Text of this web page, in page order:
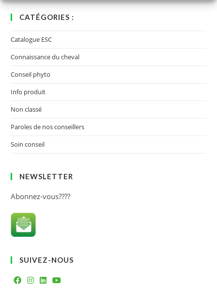
CATÉGORIES :
Catalogue ESC
Connaissance du cheval
Conseil phyto
Info produit
Non classé
Paroles de nos conseillers
Soin conseil
NEWSLETTER
Abonnez-vous????
SUIVEZ-NOUS